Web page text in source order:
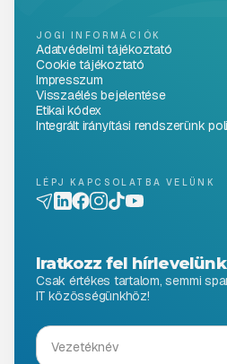
JOGI INFORMÁCIÓK
Adatvédelmi tájékoztató
Cookie tájékoztató
Impresszum
Visszaélés bejelentése
Etikai kódex
Integrált irányítási rendszerünk
LÉPJ KAPCSOLATBA VELÜNK
Iratkozz fel
Csak értékes tartalom, semmi
IT közösségünkhöz!